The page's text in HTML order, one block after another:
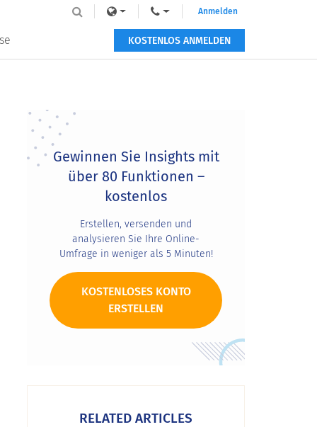
Anmelden
KOSTENLOS ANMELDEN
Primary
Sidebar
Gewinnen Sie Insights mit
über 80 Funktionen –
kostenlos
Erstellen, versenden und
analysieren Sie Ihre Online-
Umfrage in weniger als 5 Minuten!
KOSTENLOSES KONTO
ERSTELLEN
RELATED ARTICLES